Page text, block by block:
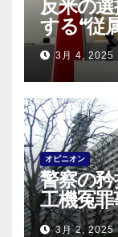
反米の
する“従
3月 4, 2025
オピニオン
警察の
工機冤
決！
3月 2, 2025